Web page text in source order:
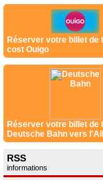
Réserver votre billet de
cost Ouigo
Réserver votre billet de
Deutsche Bahn vers
RSS
informations